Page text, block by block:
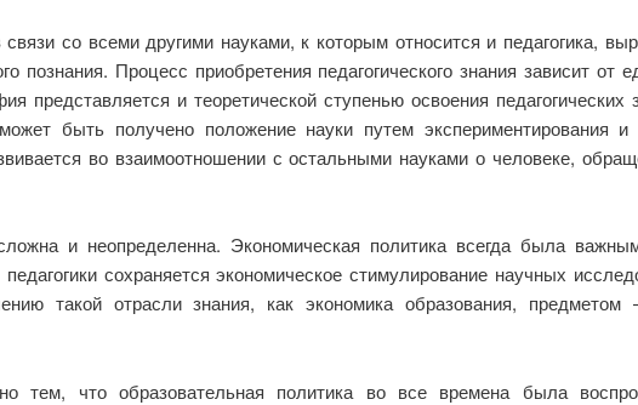
со всеми другими науками, к которым относится и педагогика,
познания. Процесс приобретения педагогического знания зависит от
представляется и теоретической ступенью освоения
может быть получено положение науки путем экспериментирования
во взаимоотношении с остальными науками о человеке,
и неопределенна. Экономическая политика всегда была
сохраняется экономическое стимулирование научных
такой отрасли знания, как экономика образования, предметом
тем, что образовательная политика во все времена была